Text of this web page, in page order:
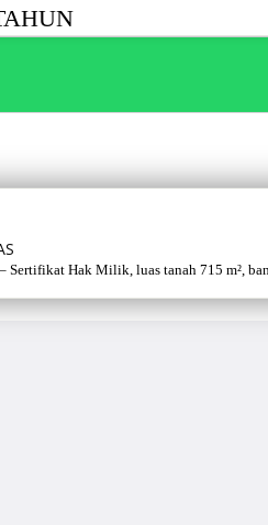
Sertifikat Hak Milik, luas tanah 715 m²,